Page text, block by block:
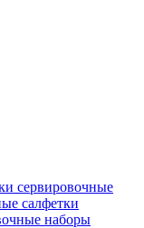
сервировочные
салфетки
наборы